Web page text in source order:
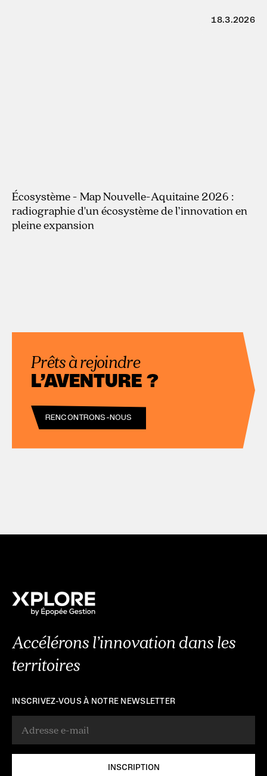
18.3.2026
Écosystème - Map Nouvelle-Aquitaine 2026 :
radiographie d'un écosystème de l’innovation en
pleine expansion
Prêts à rejoindre
L’AVENTURE ?
RENCONTRONS-NOUS
Accélérons l’innovation dans les
territoires
INSCRIVEZ-VOUS À NOTRE NEWSLETTER